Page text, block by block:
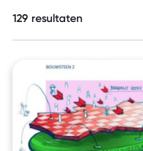
129 resultaten